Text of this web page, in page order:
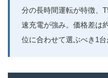
分の長時間運転が特徴、
速充電が強み。価格差は
位に合わせて選ぶべき1台